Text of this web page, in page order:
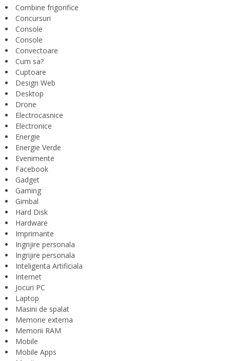
Combine frigorifice
Concursuri
Console
Console
Convectoare
Cum sa?
Cuptoare
Design Web
Desktop
Drone
Electrocasnice
Electronice
Energie
Energie Verde
Evenimente
Facebook
Gadget
Gaming
Gimbal
Hard Disk
Hardware
Imprimante
Ingrijire personala
Ingrijire personala
Inteligenta Artificiala
Internet
Jocuri PC
Laptop
Masini de spalat
Memorie externa
Memorii RAM
Mobile
Mobile Apps